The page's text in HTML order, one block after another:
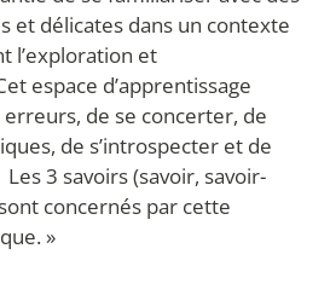
et délicates dans un contexte
l’exploration et
espace d’apprentissage
de se concerter, de
de s’introspecter et de
3 savoirs (savoir, savoir-
concernés par cette
»